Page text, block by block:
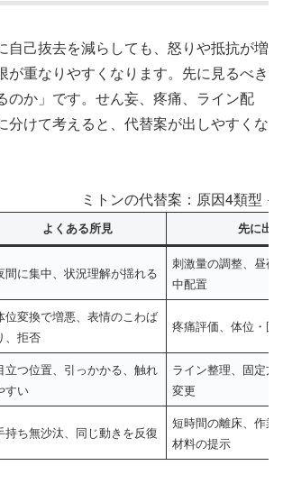
自己抜去を減らしても、怒りや抵抗が増
が重なりやすくなります。先に見るべき
のか」です。せん妄、疼痛、ライン配
分けて考えると、代替案が出しやすくな
ミトンの代替案：原因4類型
よくある所見 先に出
間に集中、状況理解が揺れる
刺激量の調整、昼
中配置
位変換で増悪、表情のこわば
、拒否
疼痛評価、体位・固
立つ位置、引っかかる、触れ
すい
ライン整理、固定
変更
持ち無沙汰、同じ動きを反復
短時間の離床、作
材料の提示